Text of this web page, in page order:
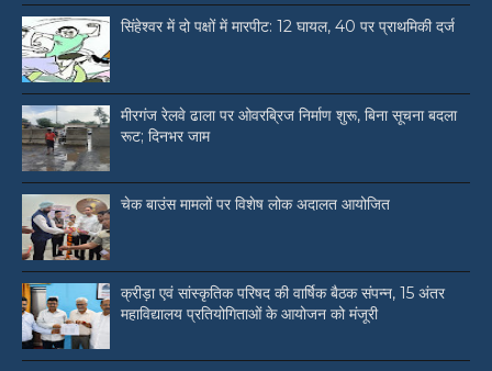
सिंहेश्वर में दो पक्षों में मारपीट: 12 घायल, 40 पर प्राथमिकी दर्ज
मीरगंज रेलवे ढाला पर ओवरब्रिज निर्माण शुरू, बिना सूचना बदला
रूट; दिनभर जाम
चेक बाउंस मामलों पर विशेष लोक अदालत आयोजित
क्रीड़ा एवं सांस्कृतिक परिषद की वार्षिक बैठक संपन्न, 15 अंतर
महाविद्यालय प्रतियोगिताओं के आयोजन को मंजूरी